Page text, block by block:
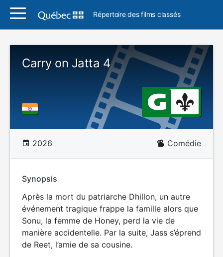
Répertoire des films classés
Carry on Jatta 4
2026 Comédie
Synopsis
Après la mort du patriarche Dhillon, un autre
événement tragique frappe la famille alors que
Sonu, la femme de Honey, perd la vie de
manière accidentelle. Par la suite, Jass s’éprend
de Reet, l’amie de sa cousine.